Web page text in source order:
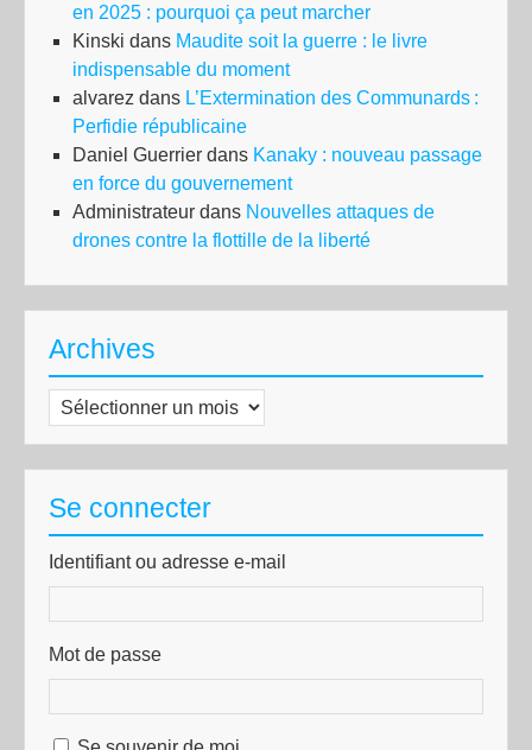
en 2025 : pourquoi ça peut marcher
Kinski dans Maudite soit la guerre : le livre
indispensable du moment
alvarez dans L’Extermination des Communards :
Perfidie républicaine
Daniel Guerrier dans Kanaky : nouveau passage
en force du gouvernement
Administrateur dans Nouvelles attaques de
drones contre la flottille de la liberté
Archives
Archives
Se connecter
Identifiant ou adresse e-mail
Mot de passe